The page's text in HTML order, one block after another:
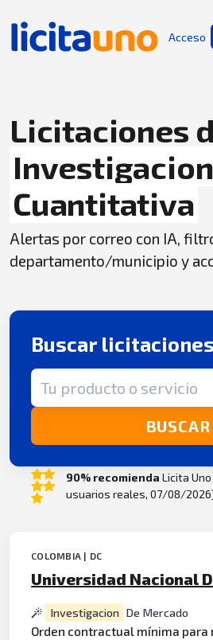
Acceso
Licitaciones
Investigacion
Cuantitativa
Alertas por correo con IA,
departamento/municipio y
Buscar licitaciones
Término de búsqueda
BUSCAR
90% recomienda Licita Uno
usuarios reales, 07/08/
COLOMBIA | DC
Universidad Nacional
Investigacion De Mercado
Orden contractual mínima